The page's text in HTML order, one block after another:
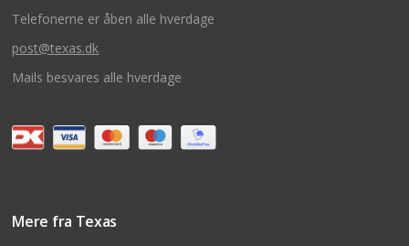
Telefonerne er åben alle hverdage
post@texas.dk
Mails besvares alle hverdage
Mere fra Texas